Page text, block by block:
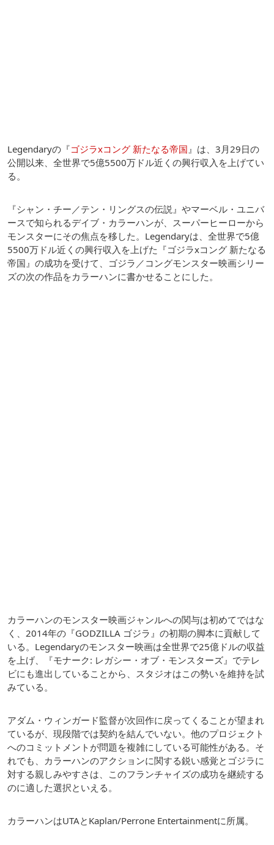
Legendaryの『ゴジラxコング 新たなる帝国 』は、3月29日の
公開以来、全世界で5億5500万ドル近くの興行収入を上げてい
る。
『シャン・チー／テン・リングスの伝説』やマーベル・ユニバ
ースで知られるデイブ・カラーハンが、スーパーヒーローから
モンスターにその焦点を移した。Legendaryは、全世界で5億
5500万ドル近くの興行収入を上げた『ゴジラxコング 新たなる
帝国』の成功を受けて、ゴジラ／コングモンスター映画シリー
ズの次の作品をカラーハンに書かせることにした。
カラーハンのモンスター映画ジャンルへの関与は初めてではな
く、2014年の『GODZILLA ゴジラ』の初期の脚本に貢献して
いる。Legendaryのモンスター映画は全世界で25億ドルの収益
を上げ、『モナーク: レガシー・オブ・モンスターズ』でテレ
ビにも進出していることから、スタジオはこの勢いを維持を試
みている。
アダム・ウィンガード監督が次回作に戻ってくることが望まれ
ているが、現段階では契約を結んでいない。他のプロジェクト
へのコミットメントが問題を複雑にしている可能性がある。そ
れでも、カラーハンのアクションに関する鋭い感覚とゴジラに
対する親しみやすさは、このフランチャイズの成功を継続する
のに適した選択といえる。
カラーハンはUTAとKaplan/Perrone Entertainmentに所属。